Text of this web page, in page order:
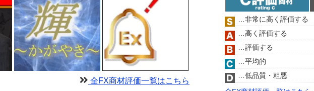
全FX商材評価一覧はこちら
…非常に高く評価する
…高く評価する
…評価する
…平均的
…低品質・粗悪